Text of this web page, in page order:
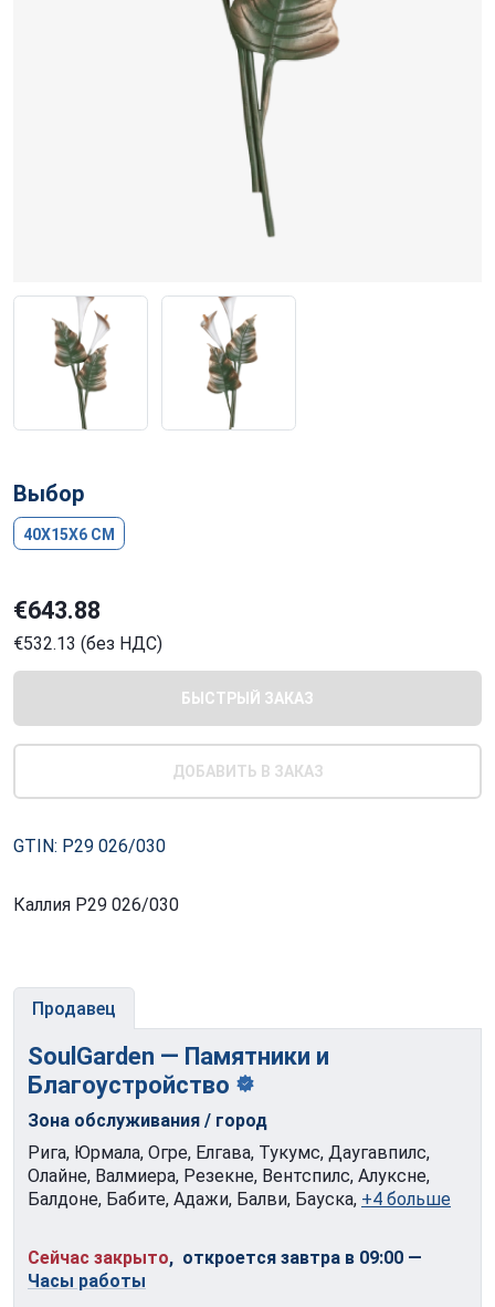
Выбор
40X15X6 CM
€643.88
€532.13 (без НДС)
БЫСТРЫЙ ЗАКАЗ
ДОБАВИТЬ В ЗАКАЗ
GTIN: P29 026/030
Каллия P29 026/030
Продавец
SoulGarden — Памятники и
Благоустройство
Зона обслуживания / город
Рига, Юрмала, Огре, Елгава, Тукумс, Даугавпилс,
Олайне, Валмиера, Резекне, Вентспилс, Алуксне,
Балдоне, Бабите, Адажи, Балви, Бауска, +4 больше
Сейчас закрыто, откроется завтра в 09:00 —
Часы работы